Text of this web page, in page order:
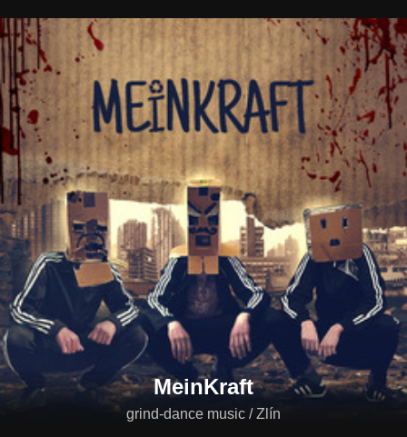
MeinKraft
grind-dance music / Zlín